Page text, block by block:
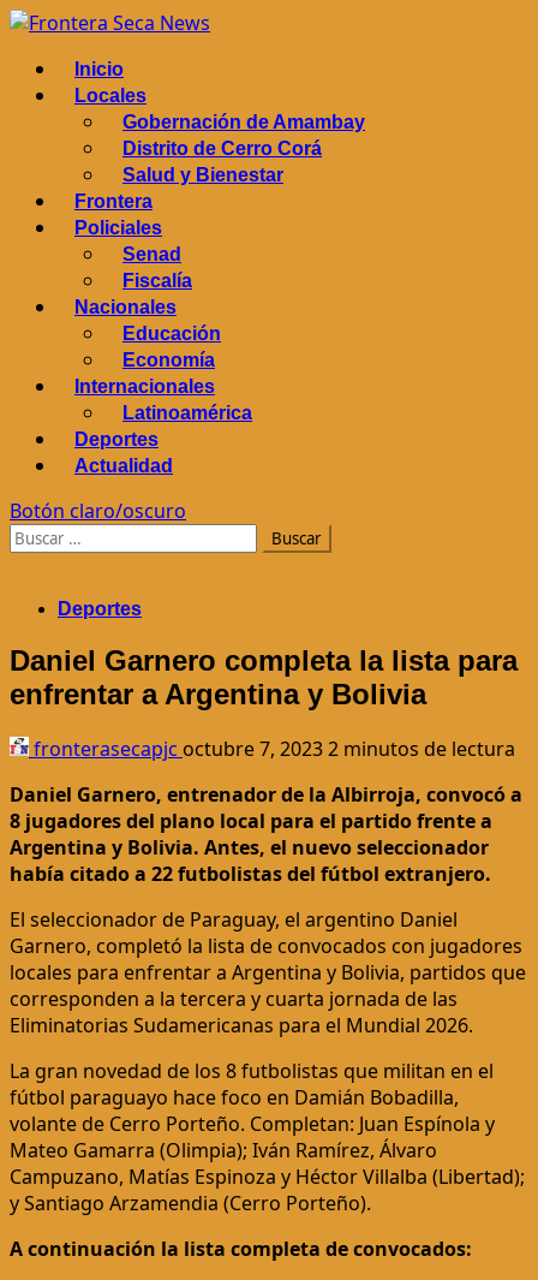
Saltar
contenido
Menú
principal
Inicio
Locales
Gobernación de Amambay
Distrito de Cerro Corá
Salud y Bienestar
Frontera
Policiales
Senad
Fiscalía
Nacionales
Educación
Economía
Internacionales
Latinoamérica
Deportes
Actualidad
Botón claro/oscuro
Buscar:
Deportes
Daniel Garnero completa la lista para
enfrentar a Argentina y Bolivia
fronterasecapjc octubre 7, 20232 minutos de lectura
Daniel Garnero, entrenador de la Albirroja, convocó a
8 jugadores del plano local para el partido frente a
Argentina y Bolivia. Antes, el nuevo seleccionador
había citado a 22 futbolistas del fútbol extranjero.
El seleccionador de Paraguay, el argentino Daniel
Garnero, completó la lista de convocados con jugadores
locales para enfrentar a Argentina y Bolivia, partidos que
corresponden a la tercera y cuarta jornada de las
Eliminatorias Sudamericanas para el Mundial 2026.
La gran novedad de los 8 futbolistas que militan en el
fútbol paraguayo hace foco en Damián Bobadilla,
volante de Cerro Porteño. Completan: Juan Espínola y
Mateo Gamarra (Olimpia); Iván Ramírez, Álvaro
Campuzano, Matías Espinoza y Héctor Villalba (Libertad);
y Santiago Arzamendia (Cerro Porteño).
A continuación la lista completa de convocados: